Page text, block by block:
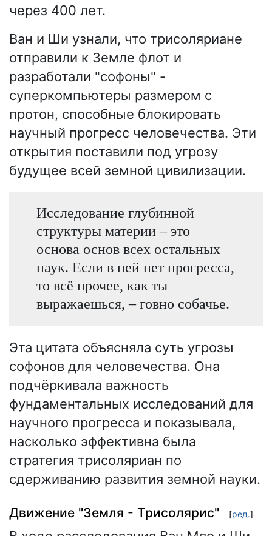
через 400 лет.
Ван и Ши узнали, что трисоляриане
отправили к Земле флот и
разработали "софоны" -
суперкомпьютеры размером с
протон, способные блокировать
научный прогресс человечества. Эти
открытия поставили под угрозу
будущее всей земной цивилизации.
Исследование глубинной
структуры материи – это
основа основ всех остальных
наук. Если в ней нет прогресса,
то всё прочее, как ты
выражаешься, – говно собачье.
Эта цитата объясняла суть угрозы
софонов для человечества. Она
подчёркивала важность
фундаментальных исследований для
научного прогресса и показывала,
насколько эффективна была
стратегия трисоляриан по
сдерживанию развития земной науки.
Движение "Земля - Трисолярис" [ред.]